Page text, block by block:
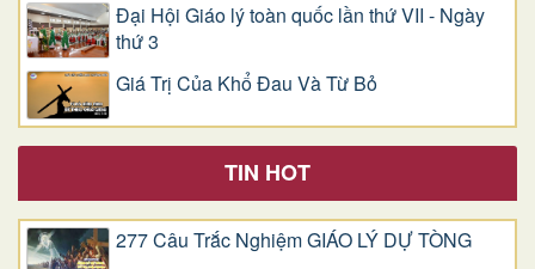
Đại Hội Giáo lý toàn quốc lần thứ VII - Ngày
thứ 3
Giá Trị Của Khổ Ðau Và Từ Bỏ
TIN HOT
277 Câu Trắc Nghiệm GIÁO LÝ DỰ TÒNG